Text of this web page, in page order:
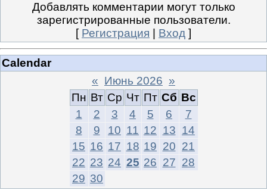
Добавлять комментарии могут только
зарегистрированные пользователи.
[ Регистрация Вход ]
Calendar
« Июнь 2026 »
Пн Вт Ср Чт Пт Сб Вс
1
2 3 4 5 6
7
8
9 10 11 12 13 14
15 16 17 18 19 20 21
22 23 24 25 26 27 28
29 30